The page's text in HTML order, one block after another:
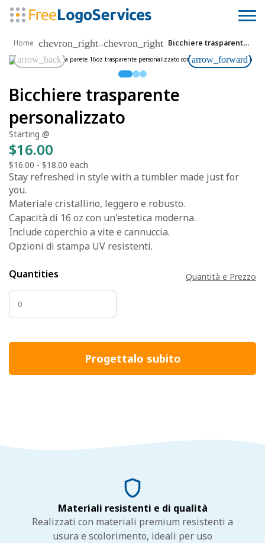
Home chevron_right...chevron_right
Bicchiere trasparente personalizzato
arrow_back
arrow_forward
Bicchiere trasparente
personalizzato
Starting @
$16.00
$16.00 - $18.00 each
Stay refreshed in style with a tumbler made just for
you.
Materiale cristallino, leggero e robusto.
Capacità di 16 oz con un'estetica moderna.
Include coperchio a vite e cannuccia.
Opzioni di stampa UV resistenti.
Quantities Quantità e Prezzo
Progettalo subito
Materiali resistenti e di qualità
Realizzati con materiali premium resistenti a
usura e scolorimento, ideali per uso